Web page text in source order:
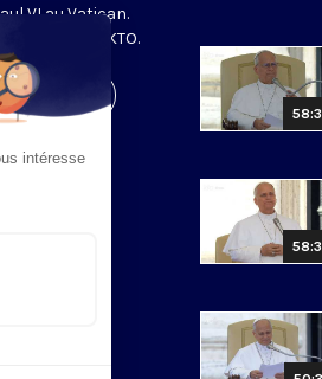
VI au Vatican.
direct par KTO.